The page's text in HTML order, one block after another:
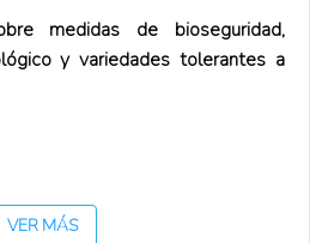
medidas de bioseguridad,
y variedades tolerantes a
VER MÁS